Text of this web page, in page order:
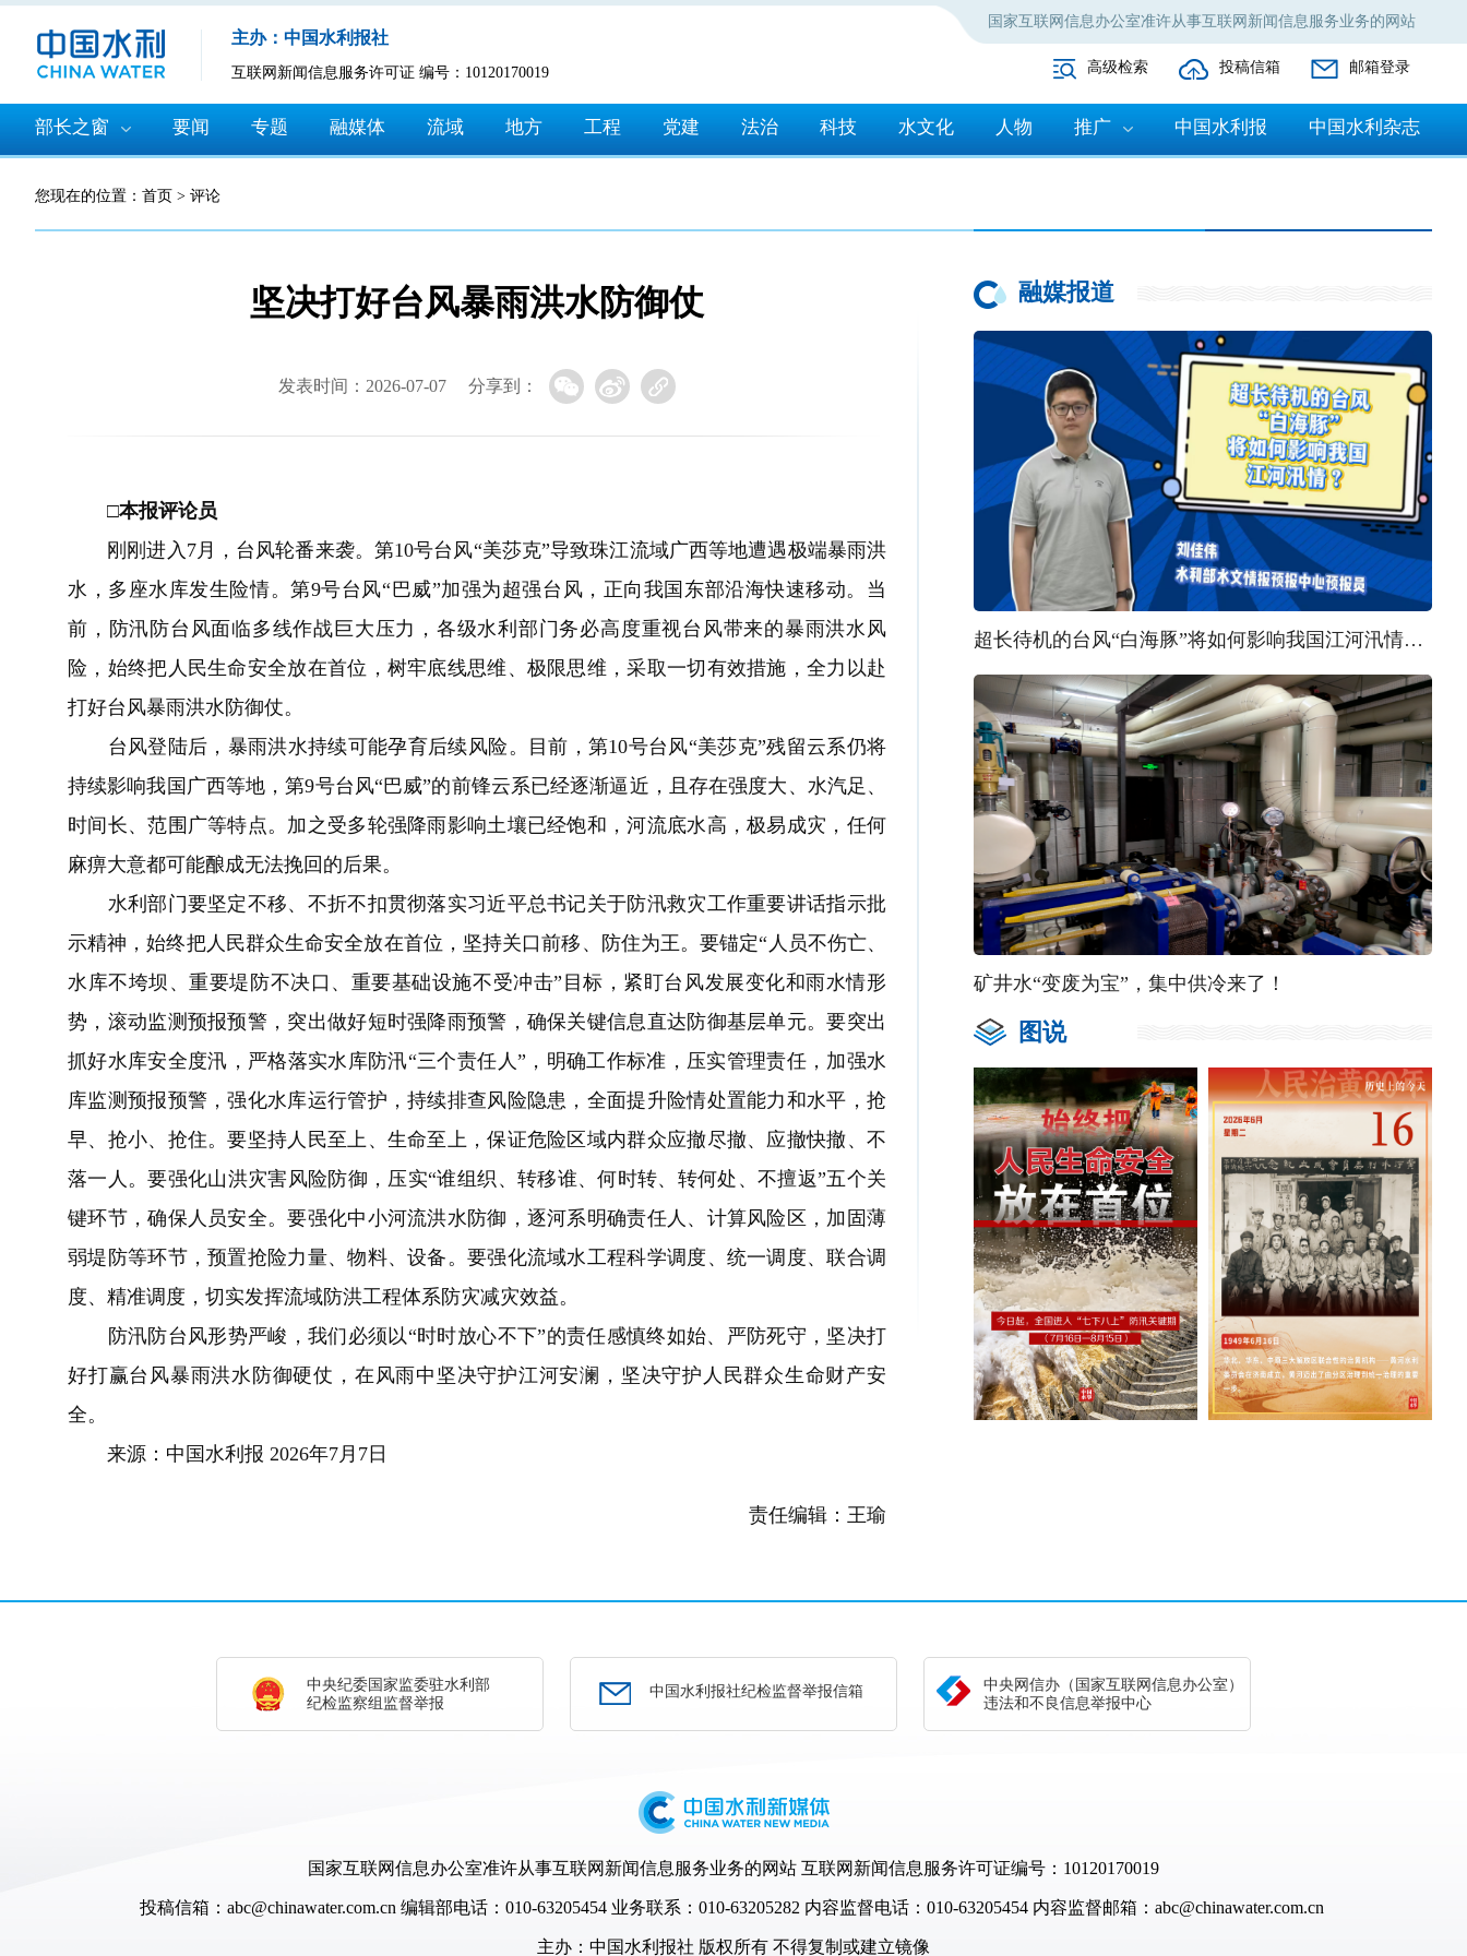
国家互联网信息办公室准许从事互联网新闻信息服务业务的网站
主办：中国水利报社
互联网新闻信息服务许可证 编号：10120170019 高级检索 投稿信箱 邮箱登录
部长之窗 要闻 专题 融媒体 流域 地方 工程 党建 法治 科技 水文化 人物 推广 中国水利报 中国水利杂志
您现在的位置： 首页 > 评论
坚决打好台风暴雨洪水防御仗
发表时间：2026-07-07 分享到：
□本报评论员
刚刚进入7月，台风轮番来袭。第10号台风“美莎克”导致珠江流域广西等地遭遇极端暴雨洪
水，多座水库发生险情。第9号台风“巴威”加强为超强台风，正向我国东部沿海快速移动。当
前，防汛防台风面临多线作战巨大压力，各级水利部门务必高度重视台风带来的暴雨洪水风
险，始终把人民生命安全放在首位，树牢底线思维、极限思维，采取一切有效措施，全力以赴
打好台风暴雨洪水防御仗。
台风登陆后，暴雨洪水持续可能孕育后续风险。目前，第10号台风“美莎克”残留云系仍将
持续影响我国广西等地，第9号台风“巴威”的前锋云系已经逐渐逼近，且存在强度大、水汽足、
时间长、范围广等特点。加之受多轮强降雨影响土壤已经饱和，河流底水高，极易成灾，任何
麻痹大意都可能酿成无法挽回的后果。
水利部门要坚定不移、不折不扣贯彻落实习近平总书记关于防汛救灾工作重要讲话指示批
示精神，始终把人民群众生命安全放在首位，坚持关口前移、防住为王。要锚定“人员不伤亡、
水库不垮坝、重要堤防不决口、重要基础设施不受冲击”目标，紧盯台风发展变化和雨水情形
势，滚动监测预报预警，突出做好短时强降雨预警，确保关键信息直达防御基层单元。要突出
抓好水库安全度汛，严格落实水库防汛“三个责任人”，明确工作标准，压实管理责任，加强水
库监测预报预警，强化水库运行管护，持续排查风险隐患，全面提升险情处置能力和水平，抢
早、抢小、抢住。要坚持人民至上、生命至上，保证危险区域内群众应撤尽撤、应撤快撤、不
落一人。要强化山洪灾害风险防御，压实“谁组织、转移谁、何时转、转何处、不擅返”五个关
键环节，确保人员安全。要强化中小河流洪水防御，逐河系明确责任人、计算风险区，加固薄
弱堤防等环节，预置抢险力量、物料、设备。要强化流域水工程科学调度、统一调度、联合调
度、精准调度，切实发挥流域防洪工程体系防灾减灾效益。
防汛防台风形势严峻，我们必须以“时时放心不下”的责任感慎终如始、严防死守，坚决打
好打赢台风暴雨洪水防御硬仗，在风雨中坚决守护江河安澜，坚决守护人民群众生命财产安
全。
来源：中国水利报 2026年7月7日
责任编辑：王瑜
融媒报道
超长待机的台风“白海豚”将如何影响我国江河汛情？ | 汛问水雨情
矿井水“变废为宝”，集中供冷来了！
图说
中央纪委国家监委驻水利部
纪检监察组监督举报
中国水利报社纪检监督举报信箱
中央网信办（国家互联网信息办公室）
违法和不良信息举报中心
国家互联网信息办公室准许从事互联网新闻信息服务业务的网站 互联网新闻信息服务许可证编号：10120170019
投稿信箱：abc@chinawater.com.cn 编辑部电话：010-63205454 业务联系：010-63205282 内容监督电话：010-63205454 内容监督邮箱：abc@chinawater.com.cn
主办： 中国水利报社 版权所有 不得复制或建立镜像